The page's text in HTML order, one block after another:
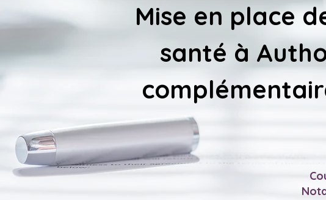
Mise en place
santé à